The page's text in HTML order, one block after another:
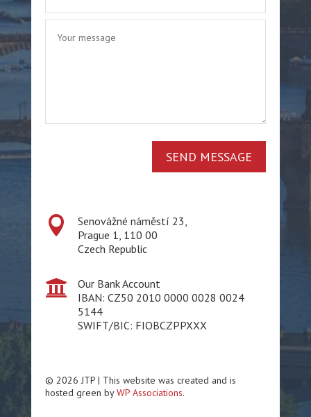
SEND MESSAGE

Senovážné náměstí 23,
Prague 1, 110 00
Czech Republic

Our Bank Account
IBAN: CZ50 2010 0000 0028 0024
5144
SWIFT/BIC: FIOBCZPPXXX
© 2026 JTP | This website was created and is
hosted green byWP Associations.